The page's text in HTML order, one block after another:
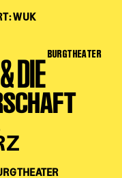
WUK
BURGTHEATER
DIE